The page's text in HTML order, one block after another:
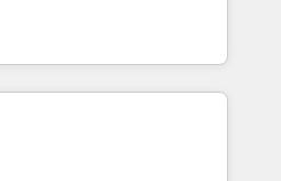
growth With 6 key
and experience across
just like you Let’s
partner you’ve been
HubSpot. The fastest-
facilitator, MakeWebBetter,
HubSpot expertise &
Trust us to
of HubSpot experience